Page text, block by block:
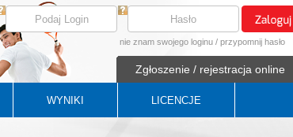
nie znam swojego loginu / przypomnij hasło
Zgłoszenie / rejestracja online
WYNIKI LICENCJE